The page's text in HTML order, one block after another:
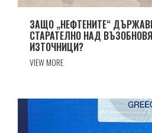
ЗАЩО „НЕФТЕНИТЕ“
СТАРАТЕЛНО НАД
ИЗТОЧНИЦИ?
VIEW MORE